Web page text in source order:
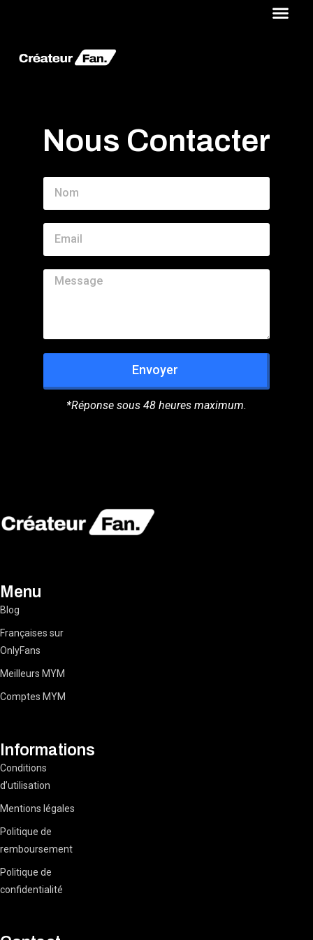
Nous Contacter
Envoyer
*Réponse sous 48 heures maximum.
Menu
Blog
Françaises sur
OnlyFans
Meilleurs MYM
Comptes MYM
Informations
Conditions
d’utilisation
Mentions légales
Politique de
remboursement
Politique de
confidentialité